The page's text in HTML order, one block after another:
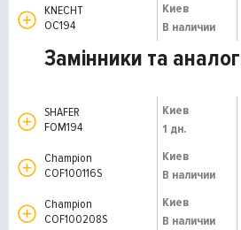
KNECHT
OC194
Киев
В наличии
Замінники та
SHAFER
FOM194
Киев
1 дн.
Champion
COF100116S
Киев
В наличии
Champion
COF100208S
Киев
В наличии